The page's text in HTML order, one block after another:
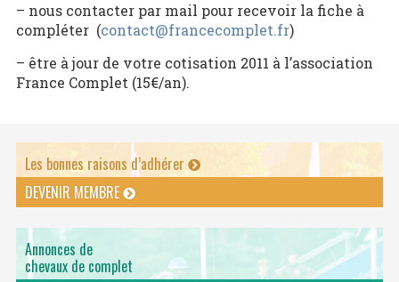
– nous contacter par mail pour recevoir la fiche à
compléter (contact@francecomplet.fr)
– être à jour de votre cotisation 2011 à l’association
France Complet (15€/an).
Les bonnes raisons d’adhérer
DEVENIR MEMBRE
Annonces de
chevaux de complet